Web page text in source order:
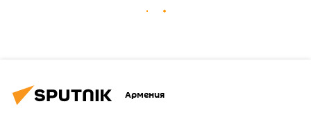
Армения